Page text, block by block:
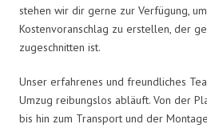
stehen wir dir gerne zur Verfügung,
Kostenvoranschlag zu erstellen, der
zugeschnitten ist.
Unser erfahrenes und freundliches
Umzug reibungslos abläuft. Von der
bis hin zum Transport und der